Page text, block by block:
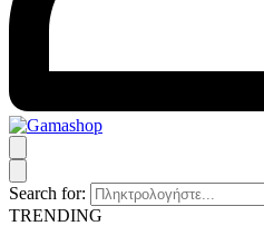
Search for:
TRENDING